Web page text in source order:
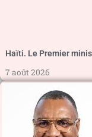
Haïti. Le Premier
7 août 2026